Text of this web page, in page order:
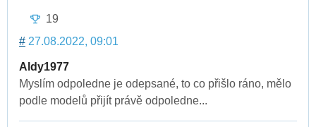
19
# 27.08.2022, 09:01
Aldy1977
Myslím odpoledne je odepsané, to co přišlo ráno, mělo
podle modelů přijít právě odpoledne...